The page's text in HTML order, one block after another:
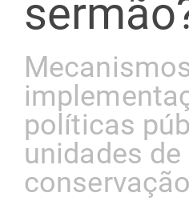
políticas
unidades de
conservação